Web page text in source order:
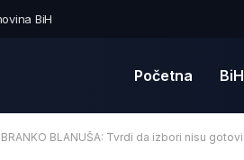
BiH
Početna BiH
BRANKO BLANUŠA: Tvrdi da izbori nisu gotovi